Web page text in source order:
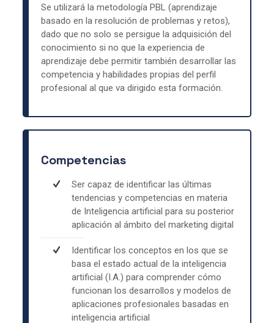
Se utilizará la metodología PBL (aprendizaje
basado en la resolución de problemas y retos),
dado que no solo se persigue la adquisición del
conocimiento si no que la experiencia de
aprendizaje debe permitir también desarrollar las
competencia y habilidades propias del perfil
profesional al que va dirigido esta formación.
Competencias
Ser capaz de identificar las últimas
tendencias y competencias en materia
de Inteligencia artificial para su posterior
aplicación al ámbito del marketing digital
Identificar los conceptos en los que se
basa el estado actual de la inteligencia
artificial (I.A.) para comprender cómo
funcionan los desarrollos y modelos de
aplicaciones profesionales basadas en
inteligencia artificial